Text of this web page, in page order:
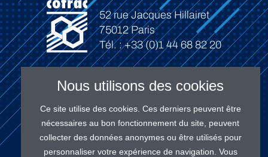
52 rue Jacques Hillairet
75012 Paris
Tél. : +33 (0)1 44 68 82 20
Connexion
Nous utilisons des cookies
Ce site utilise des cookies. Ces derniers peuvent être
nécessaires au bon fonctionnement du site, peuvent
collecter des données anonymes ou être utilisés pour
personnaliser votre expérience de navigation. Vous